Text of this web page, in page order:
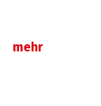
mehr